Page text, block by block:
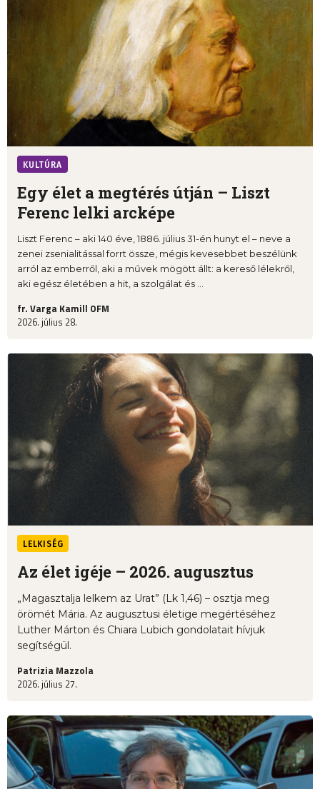
KULTÚRA
Egy élet a megtérés útján – Liszt
Ferenc lelki arcképe
Liszt Ferenc – aki 140 éve, 1886. július 31-én hunyt el – neve a
zenei zsenialitással forrt össze, mégis kevesebbet beszélünk
arról az emberről, aki a művek mögött állt: a kereső lélekről,
aki egész életében a hit, a szolgálat és ...
fr. Varga Kamill OFM
2026. július 28.
LELKISÉG
Az élet igéje – 2026. augusztus
„Magasztalja lelkem az Urat” (Lk 1,46) – osztja meg
örömét Mária. Az augusztusi életige megértéséhez
Luther Márton és Chiara Lubich gondolatait hívjuk
segítségül.
Patrizia Mazzola
2026. július 27.